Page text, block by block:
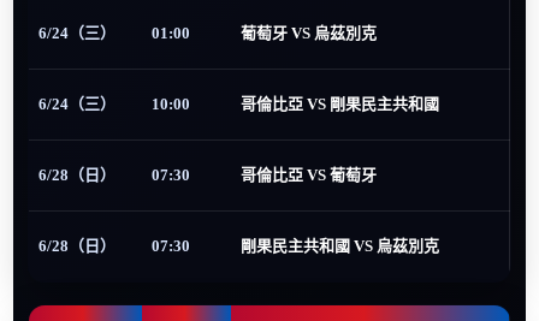
6/24（三） 01:00 葡萄牙 VS 烏茲別克
6/24（三） 10:00 哥倫比亞 VS 剛果民主共和國
6/28（日） 07:30 哥倫比亞 VS 葡萄牙
6/28（日） 07:30 剛果民主共和國 VS 烏茲別克